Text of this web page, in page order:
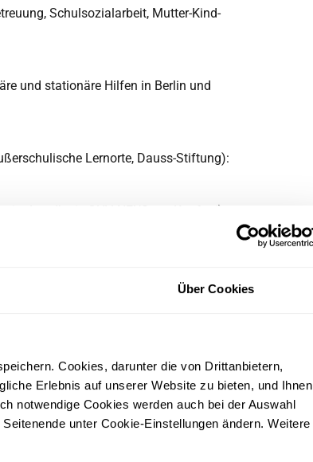
Über Cookies
Cookies, darunter die von Drittanbietern,
Erlebnis auf unserer Website zu bieten, und Ihnen
notwendige Cookies werden auch bei der Auswahl
unter Cookie-Einstellungen ändern. Weitere
Schulsozialarbeit, Mutter-Kind-
und stationäre Hilfen in Berlin und
Lernorte, Dauss-Stiftung):
Landkreis OHV, NEUStart, Konfetti):
wir jeweils im ersten Quartal
werden. Der aktuelle Lagebericht ist